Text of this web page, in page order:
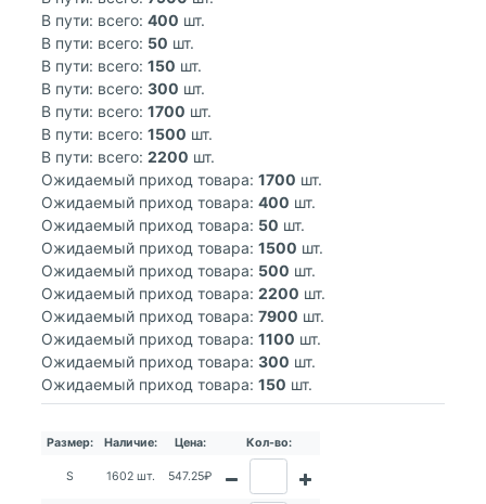
В пути: всего: 400 шт.
В пути: всего: 50 шт.
В пути: всего: 150 шт.
В пути: всего: 300 шт.
В пути: всего: 1700 шт.
В пути: всего: 1500 шт.
В пути: всего: 2200 шт.
Ожидаемый приход товара: 1700 шт.
Ожидаемый приход товара: 400 шт.
Ожидаемый приход товара: 50 шт.
Ожидаемый приход товара: 1500 шт.
Ожидаемый приход товара: 500 шт.
Ожидаемый приход товара: 2200 шт.
Ожидаемый приход товара: 7900 шт.
Ожидаемый приход товара: 1100 шт.
Ожидаемый приход товара: 300 шт.
Ожидаемый приход товара: 150 шт.
Размер: Наличие: Цена: Кол-во:
S 1602 шт. 547.25₽